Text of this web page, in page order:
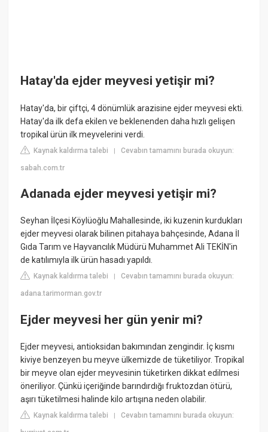
Hatay'da ejder meyvesi yetişir mi?
Hatay'da, bir çiftçi, 4 dönümlük arazisine ejder meyvesi ekti.
Hatay'da ilk defa ekilen ve beklenenden daha hızlı gelişen
tropikal ürün ilk meyvelerini verdi.
Kaynak kaldırma talebi |Cevabın tamamını burada okuyun:
sabah.com.tr
Adanada ejder meyvesi yetişir mi?
Seyhan İlçesi Köylüoğlu Mahallesinde, iki kuzenin kurdukları
ejder meyvesi olarak bilinen pitahaya bahçesinde, Adana İl
Gıda Tarım ve Hayvancılık Müdürü Muhammet Ali TEKİN'in
de katılımıyla ilk ürün hasadı yapıldı.
Kaynak kaldırma talebi |Cevabın tamamını burada okuyun:
adana.tarimorman.gov.tr
Ejder meyvesi her gün yenir mi?
Ejder meyvesi, antioksidan bakımından zengindir. İç kısmı
kiviye benzeyen bu meyve ülkemizde de tüketiliyor. Tropikal
bir meyve olan ejder meyvesinin tüketirken dikkat edilmesi
öneriliyor. Çünkü içeriğinde barındırdığı fruktozdan ötürü,
aşırı tüketilmesi halinde kilo artışına neden olabilir.
Kaynak kaldırma talebi |Cevabın tamamını burada okuyun: